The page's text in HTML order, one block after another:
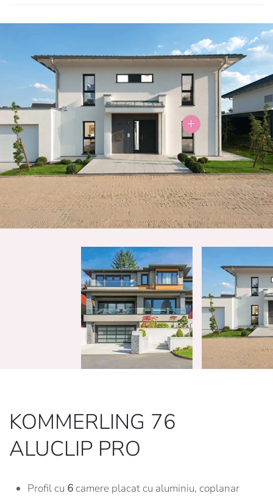
KOMMERLING 76
ALUCLIP PRO
Profil cu 6 camere placat cu aluminiu, coplanar